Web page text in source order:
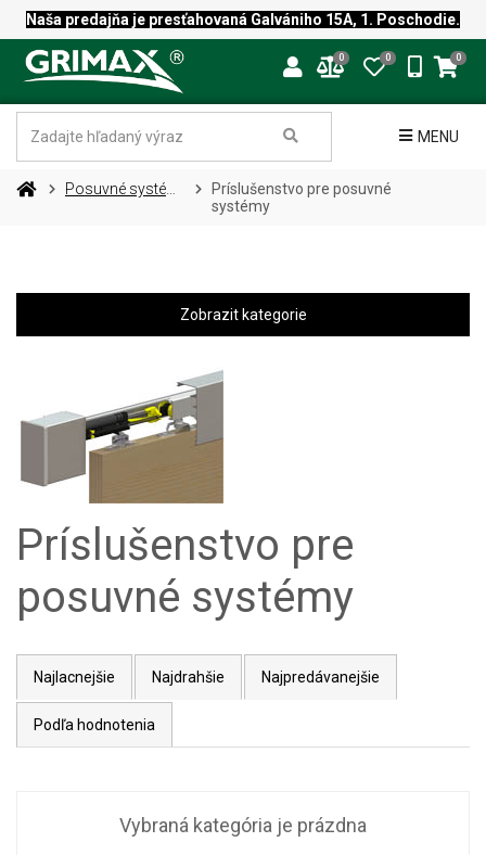
Naša predajňa je presťahovaná Galvániho 15A, 1. Poschodie.
0 0 0
MENU
Príslušenstvo pre posuvné
systémy
Zobrazit kategorie
Príslušenstvo pre
posuvné systémy
Najlacnejšie Najdrahšie Najpredávanejšie
Podľa hodnotenia
Vybraná kategória je prázdna